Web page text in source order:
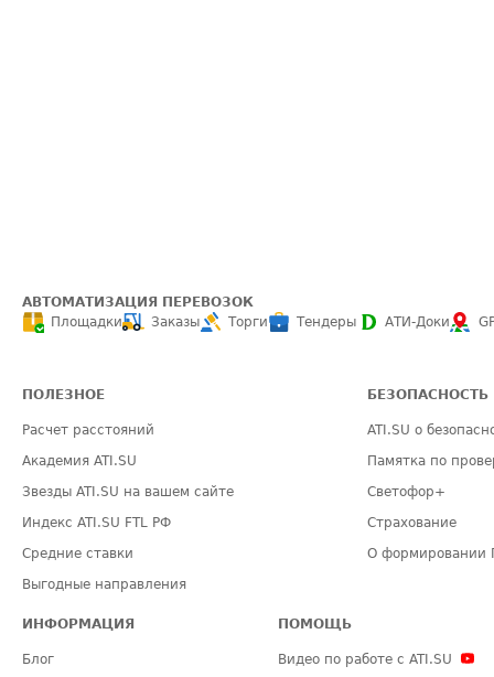
АВТОМАТИЗАЦИЯ ПЕРЕВОЗОК
Площадки
Заказы Торги Тендеры АТИ-Доки
ПОЛЕЗНОЕ
Расчет расстояний
Академия ATI.SU
Звезды ATI.SU на вашем сайте
Индекс ATI.SU FTL РФ
Средние ставки
Выгодные направления
БЕЗОПАСНОСТЬ
ATI.SU о
Памятка по
Светофор+
Страхование
О формировании
ИНФОРМАЦИЯ
Блог
ПОМОЩЬ
Видео по работе с ATI.SU